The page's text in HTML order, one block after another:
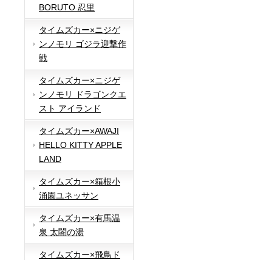
BORUTO 忍里
タイムズカー×ニジゲ
ンノモリ ゴジラ迎撃作
戦
タイムズカー×ニジゲ
ンノモリ ドラゴンクエ
スト アイランド
タイムズカー×AWAJI
HELLO KITTY APPLE
LAND
タイムズカー×箱根小
涌園ユネッサン
タイムズカー×有馬温
泉 太閤の湯
タイムズカー×飛鳥ド